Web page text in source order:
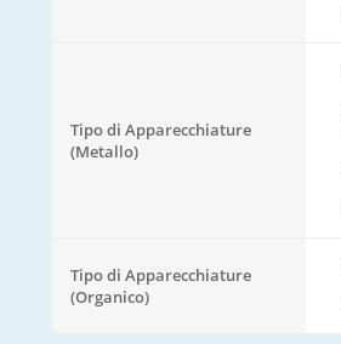
Tipo di Apparecchiature
(Metallo)
Tipo di Apparecchiature
(Organico)